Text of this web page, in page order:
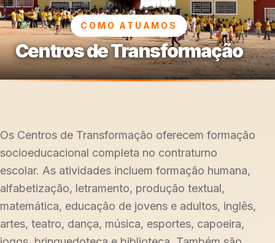
COMO ATUAMOS
Centros de Transformação
Os Centros de Transformação oferecem formação
socioeducacional completa no contraturno
escolar. As atividades incluem formação humana,
alfabetização, letramento, produção textual,
matemática, educação de jovens e adultos, inglês,
artes, teatro, dança, música, esportes, capoeira,